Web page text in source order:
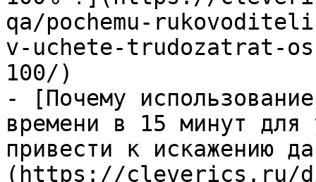
qa/pochemu-
v-uchete-trudozatrat-
100/)
- [Почему
времени в 15 минут для
привести к искажению
(https://cleverics.ru/